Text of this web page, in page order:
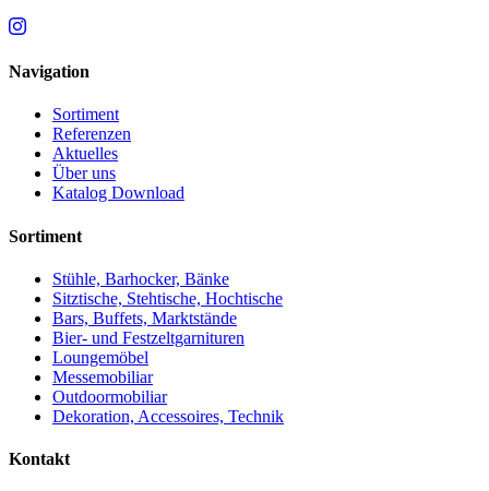
Navigation
Sortiment
Referenzen
Aktuelles
Über uns
Katalog Download
Sortiment
Stühle, Barhocker, Bänke
Sitztische, Stehtische, Hochtische
Bars, Buffets, Marktstände
Bier- und Festzeltgarnituren
Loungemöbel
Messemobiliar
Outdoormobiliar
Dekoration, Accessoires, Technik
Kontakt